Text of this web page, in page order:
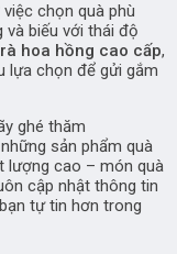
chọn quà phù
và biếu với thái độ
hoa hồng cao cấp,
lựa chọn để gửi gắm
ghé thăm
sản phẩm quà
lượng cao – món quà
cập nhật thông tin
tự tin hơn trong